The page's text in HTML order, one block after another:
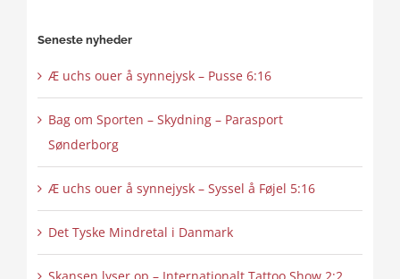
Seneste nyheder
Æ uchs ouer å synnejysk – Pusse 6:16
Bag om Sporten – Skydning – Parasport
Sønderborg
Æ uchs ouer å synnejysk – Syssel å Føjel 5:16
Det Tyske Mindretal i Danmark